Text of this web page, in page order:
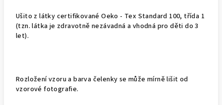
Ušito z látky certifikované Oeko - Tex Standard 100, třída 1
(tzn. látka je zdravotně nezávadná a vhodná pro děti do 3
let).
Rozložení vzoru a barva čelenky se může mírně lišit od
vzorové fotografie.